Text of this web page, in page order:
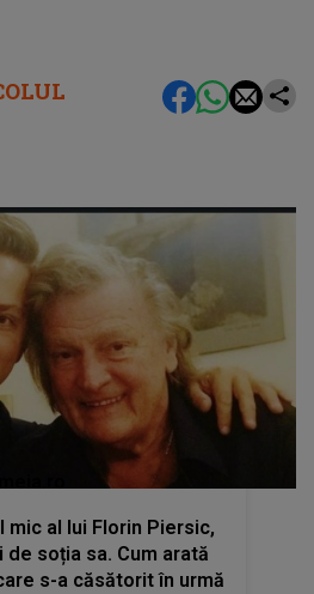
mic al lui Florin Piersic,
soția sa. Cum arată
s-a căsătorit în urmă